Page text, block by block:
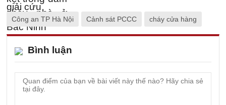
Công an TP Hà Nội Cảnh sát PCCC cháy cửa hàng
Bình luận